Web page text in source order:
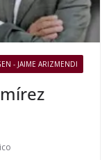
- JAIME ARIZMENDI